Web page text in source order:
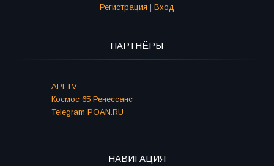
Регистрация | Вход
ПАРТНЁРЫ
API TV
Космос 65 Ренессанс
Telegram POAN.RU
НАВИГАЦИЯ